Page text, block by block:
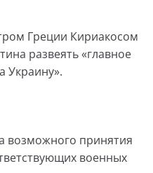
Греции Кириакосом
развеять «главное
Украину».
возможного принятия
военных